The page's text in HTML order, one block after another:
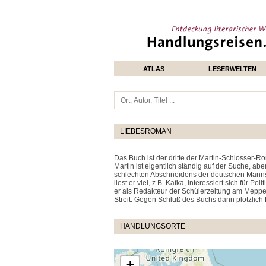
ATLAS LESERWELTEN
LIEBESROMAN
Das Buch ist der dritte der Martin-Schlosser-
Martin ist eigentlich ständig auf der Suche,
schlechten Abschneidens der deutschen
liest er viel, z.B. Kafka, interessiert sich für
er als Redakteur der Schülerzeitung am
Streit. Gegen Schluß des Buchs dann
HANDLUNGSORTE